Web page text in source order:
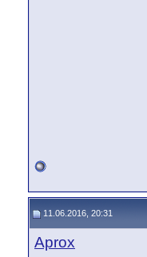
11.06.2016, 20:31
Aprox